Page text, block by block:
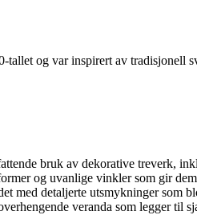
tallet og var inspirert av
bruk av dekorative treverk,
og uvanlige vinkler som gir
med detaljerte utsmykninger som
veranda som legger til